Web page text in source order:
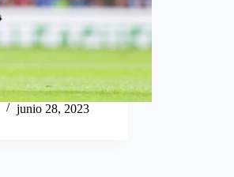
junio 28, 2023